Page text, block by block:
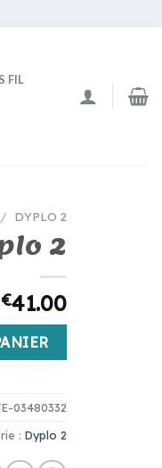
FIL
/ DYPLO 2
2
€41.00
03480332
: Dyplo 2